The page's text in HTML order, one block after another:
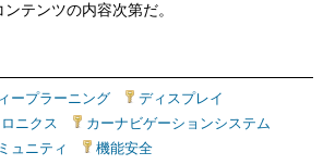
テンツの内容次第だ。
ープラーニング ディスプレイ
ニクス
カーナビゲーションシステム
ュニティ
機能安全